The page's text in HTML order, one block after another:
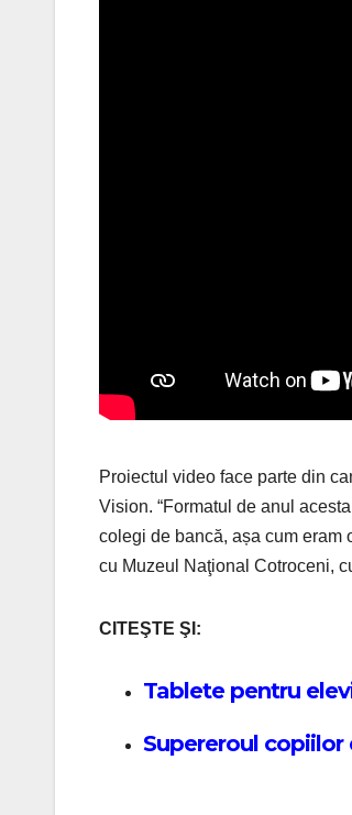
Proiectul video face parte din
Vision. “Formatul de anul
colegi de bancă, așa cum eram
cu Muzeul Naţional Cotroceni,
CITEŞTE ŞI:
Tablete pentru
Supereroul copiilor